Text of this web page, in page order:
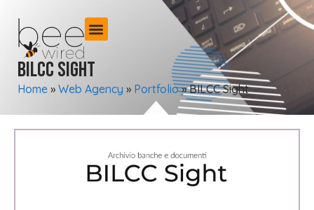
BILCC Sight
Home » Web Agency » Portfolio»BILCC Sight